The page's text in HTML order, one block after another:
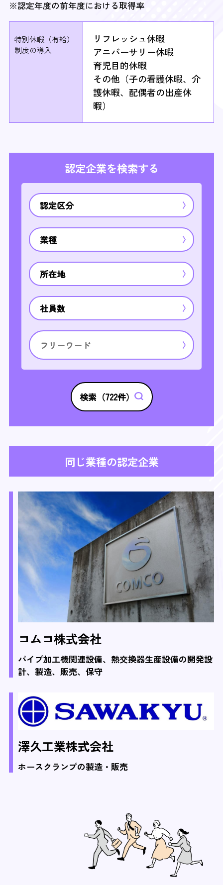
※認定年度の前年度における取得率
特別休暇（有給）
制度の導入
リフレッシュ休暇
アニバーサリー休暇
育児目的休暇
その他（子の看護休暇、介
護休暇、配偶者の出産休
暇）
認定企業を検索する
認定区分
業種
所在地
社員数
検索（722件）
同じ業種の認定企業
コムコ株式会社
パイプ加工機関連設備、熱交換器生産設備の開発設
計、製造、販売、保守
澤久工業株式会社
ホースクランプの製造・販売